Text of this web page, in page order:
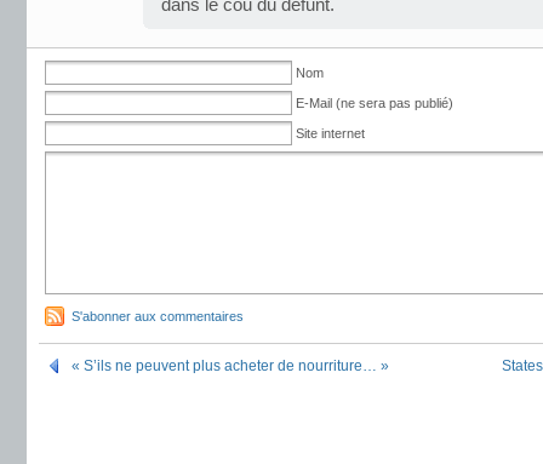
dans le cou du défunt.
Nom
E-Mail (ne sera pas publié)
Site internet
S'abonner aux commentaires
« S’ils ne peuvent plus acheter de nourriture… »